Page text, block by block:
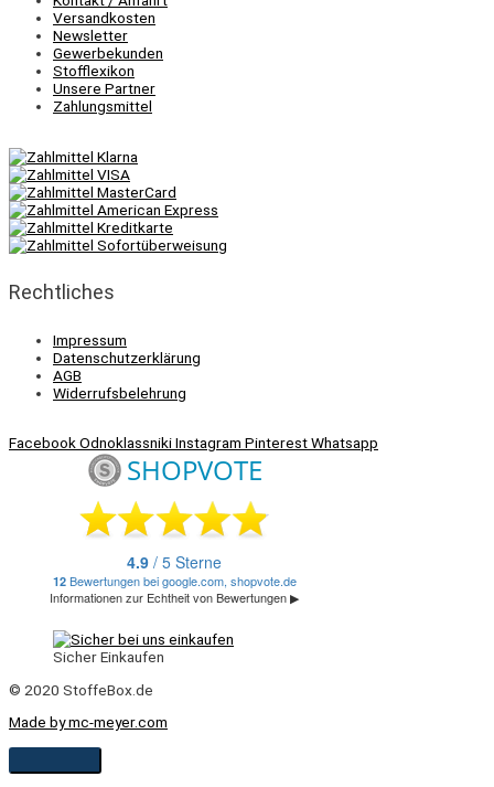
Versandkosten
Newsletter
Gewerbekunden
Stofflexikon
Unsere Partner
Zahlungsmittel
Rechtliches
Impressum
Datenschutzerklärung
AGB
Widerrufsbelehrung
FacebookOdnoklassnikiInstagram PinterestWhatsapp
Sicher Einkaufen
© 2020 StoffeBox.de
Made by mc-meyer.com